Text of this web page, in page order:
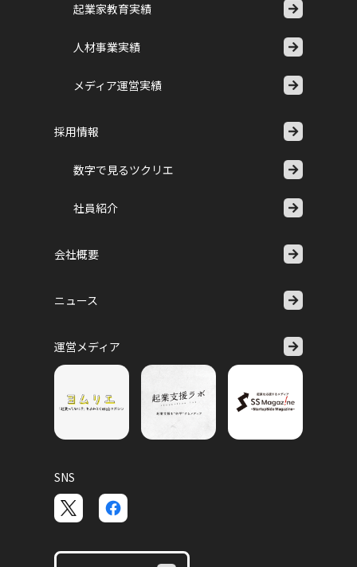
起業家教育実績
人材事業実績
メディア運営実績
採用情報
数字で見るツクリエ
社員紹介
会社概要
ニュース
運営メディア
SNS